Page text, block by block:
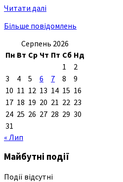
Читати далі
Більше повідомлень
Серпень 2026
Пн Вт Ср Чт Пт Сб Нд
1
2
3
4 5 6 7 8
9
10 11 12 13 14 15 16
17 18 19 20 21 22 23
24 25 26 27 28 29 30
31
« Лип
Майбутні події
Події відсутні